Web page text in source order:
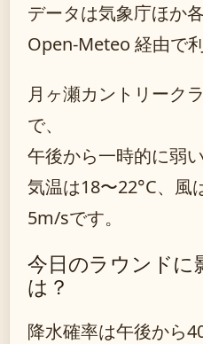
データは気象庁ほか
Open-Meteo 経由で
月ヶ瀬カントリーク
で、
午後から一時的に弱
気温は18〜22°C、風
5m/sです。
今日のラウンドに
は？
降水確率は午後から